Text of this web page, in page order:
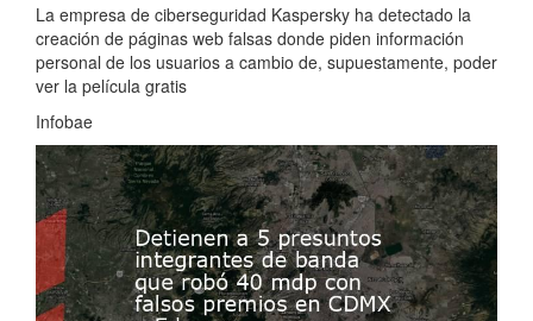
La empresa de ciberseguridad Kaspersky ha detectado la
creación de páginas web falsas donde piden información
personal de los usuarios a cambio de, supuestamente, poder
ver la película gratis
Infobae